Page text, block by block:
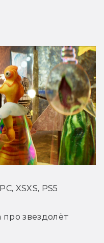
XSXS, PS5
про звездолёт